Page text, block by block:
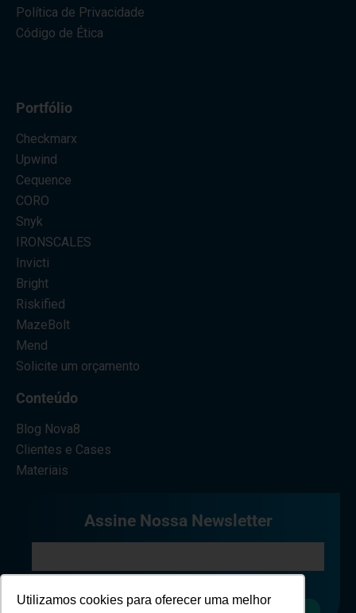
Utilizamos cookies para oferecer uma melhor
Política de Privacidade
Código de Ética
Portfólio
Checkmarx
Upwind
Cequence
CORO
Snyk
IRONSCALES
Invicti
Bright
Riskified
MazeBolt
Mend
Solicite um orçamento
Conteúdo
Blog Nova8
Clientes e Cases
Materiais
Assine Nossa Newsletter